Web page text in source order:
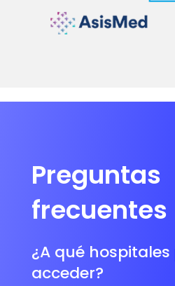
Preguntas
frecuentes
¿A qué
acceder?